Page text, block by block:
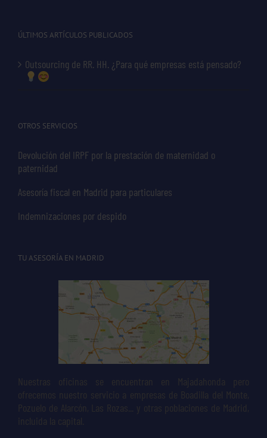
ÚLTIMOS ARTÍCULOS PUBLICADOS
Outsourcing de RR. HH. ¿Para qué empresas está pensado?
OTROS SERVICIOS
Devolución del IRPF por la prestación de maternidad o
paternidad
Asesoría fiscal en Madrid para particulares
Indemnizaciones por despido
TU ASESORÍA EN MADRID
Nuestras oficinas se encuentran en Majadahonda pero
ofrecemos nuestro servicio a empresas de Boadilla del Monte,
Pozuelo de Alarcón, Las Rozas... y otras poblaciones de Madrid,
incluida la capital.